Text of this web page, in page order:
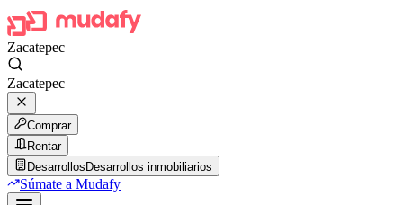
Zacatepec
Zacatepec
Comprar
Rentar
Desarrollos Desarrollos inmobiliarios
Súmate a Mudafy